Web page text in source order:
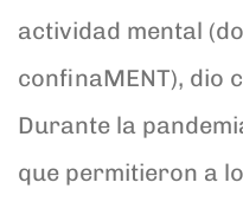
actividad mental
confinaMENT), dio
Durante la
que permitieron a